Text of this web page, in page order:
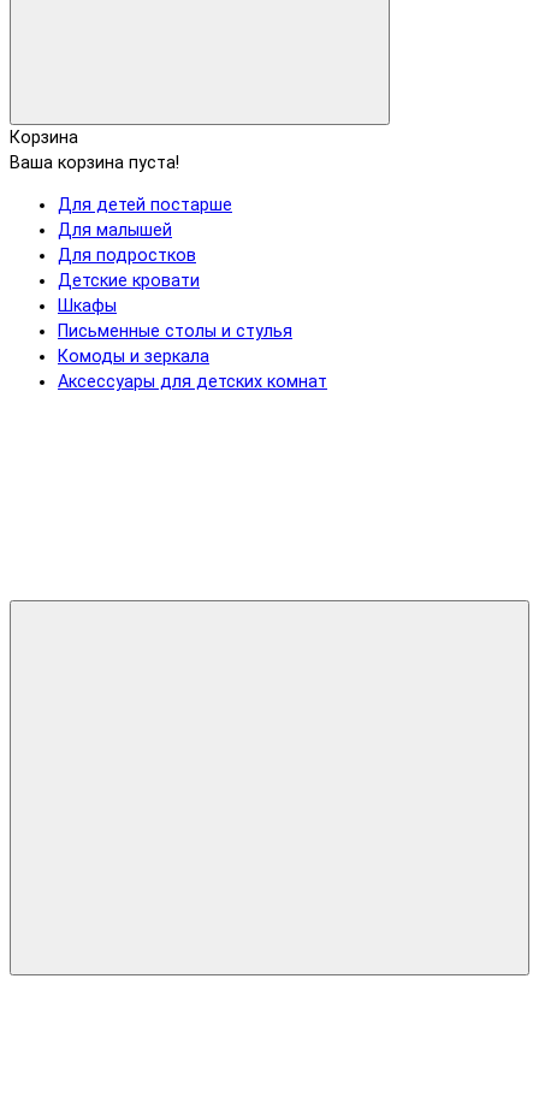
Корзина
Ваша корзина пуста!
Для детей постарше
Для малышей
Для подростков
Детские кровати
Шкафы
Письменные столы и стулья
Комоды и зеркала
Аксессуары для детских комнат